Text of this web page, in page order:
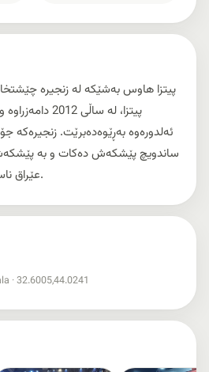
پیتزا هاوس بەشێکە لە زنجیرە
پیتزا، لە ساڵی
ئەلدورەوە بەڕێوەدەبرێت. زنجیرەکە
ساندویچ پێشکەش دەکات و بە
عێراق ناسراوە کە تیرەکەی 80 سم.
·32.6005,44.0241